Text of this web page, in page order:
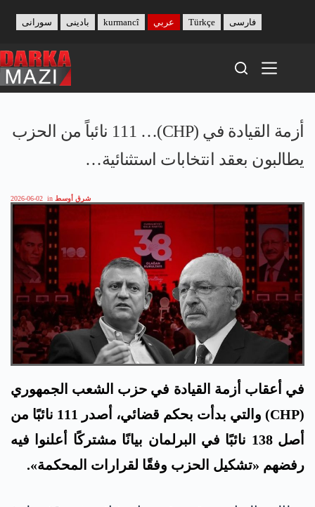
content
بادینی سورانی kurmancî عربي Türkçe فارسی
أزمة القيادة في (CHP)… 111 نائباً من الحزب
يطالبون بعقد انتخابات استثنائية…
2026-06-02 in شرق أوسط
في أعقاب أزمة القيادة في حزب الشعب الجمهوري
(CHP) والتي بدأت بحكم قضائي، أصدر 111 نائبًا من
أصل 138 نائبًا في البرلمان بيانًا مشتركًا أعلنوا فيه
رفضهم «تشكيل الحزب وفقًا لقرارات المحكمة».